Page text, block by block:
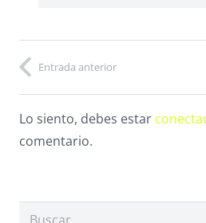
Entrada anterior
Lo siento, debes estar
comentario.
Buscar: